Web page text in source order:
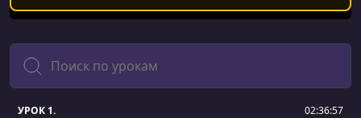
Поиск
УРОК 1. 02:36:57